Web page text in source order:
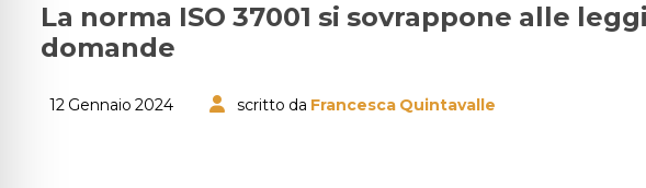
La norma ISO 37001 si sovrappone alle
domande
12 Gennaio 2024 scritto da Francesca Quintavalle